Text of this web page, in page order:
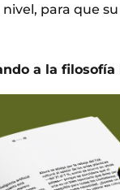
para que
a la